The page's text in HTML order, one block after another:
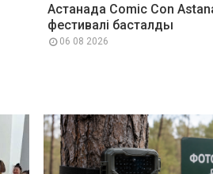
Астанада Comic Con
фестивалі басталды
06 08 2026